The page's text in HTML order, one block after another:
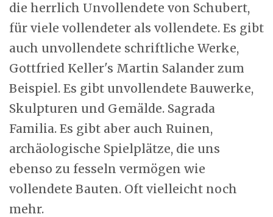
die herrlich Unvollendete von Schubert,
für viele vollendeter als vollendete. Es gibt
auch unvollendete schriftliche Werke,
Gottfried Keller's Martin Salander zum
Beispiel. Es gibt unvollendete Bauwerke,
Skulpturen und Gemälde. Sagrada
Familia. Es gibt aber auch Ruinen,
archäologische Spielplätze, die uns
ebenso zu fesseln vermögen wie
vollendete Bauten. Oft vielleicht noch
mehr.